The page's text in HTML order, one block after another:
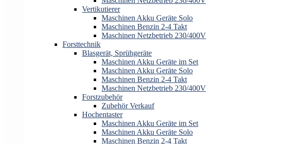
Vertikutierer
Maschinen Akku Geräte Solo
Maschinen Benzin 2-4 Takt
Maschinen Netzbetrieb 230/400V
Forsttechnik
Blasgerät, Sprühgeräte
Maschinen Akku Geräte im Set
Maschinen Akku Geräte Solo
Maschinen Benzin 2-4 Takt
Maschinen Netzbetrieb 230/400V
Forstzubehör
Zubehör Verkauf
Hochentaster
Maschinen Akku Geräte im Set
Maschinen Akku Geräte Solo
Maschinen Benzin 2-4 Takt